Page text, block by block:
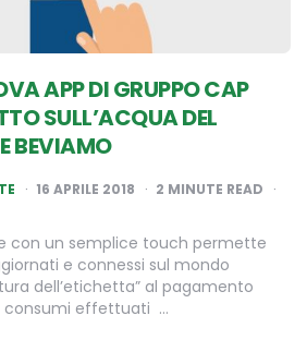
APP DI GRUPPO CAP
SULL’ACQUA DEL
BEVIAMO
16 APRILE 2018 2 MINUTE READ
con un semplice touch permette
e connessi sul mondo
dell’etichetta” al pagamento
consumi effettuati …